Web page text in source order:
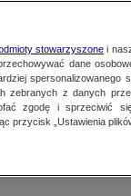
stowarzyszonei
dane
spersonalizowanego
zebranych z danych
zgodę i sprzeciwić
przycisk „Ustawienia